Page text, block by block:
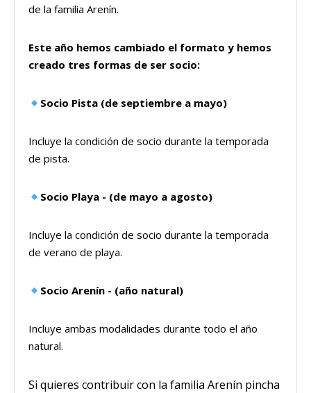
de la familia Arenín.
Este año hemos cambiado el formato y hemos
creado tres formas de ser socio:
Socio Pista (de septiembre a mayo)
Incluye la condición de socio durante la temporada
de pista.
Socio Playa - (de mayo a agosto)
Incluye la condición de socio durante la temporada
de verano de playa.
Socio Arenín - (año natural)
Incluye ambas modalidades durante todo el año
natural.
Si quieres contribuir con la familia Arenín pincha